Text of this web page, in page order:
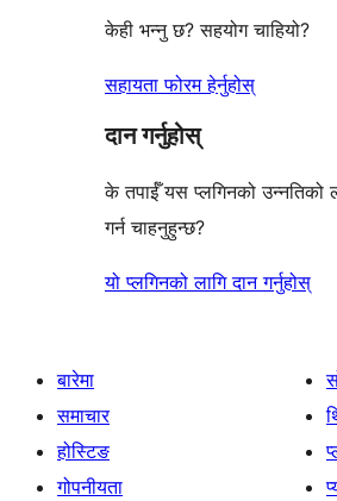
केही भन्नु छ? सहयोग चाहियो?
सहायता फोरम हेर्नुहोस्
दान गर्नुहोस्
के तपाईँ यस प्लगिनको उन्नतिको
गर्न चाहनुहुन्छ?
यो प्लगिनको लागि दान गर्नुहोस्
बारेमा
समाचार
होस्टिङ
गोपनीयता